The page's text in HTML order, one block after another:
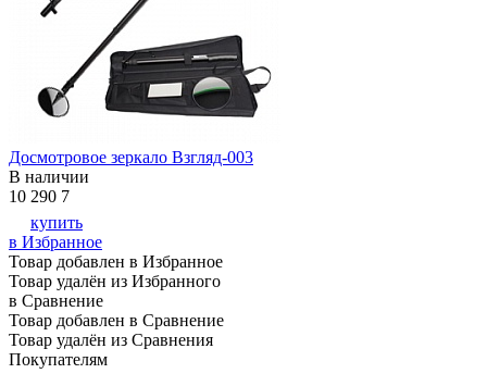
Досмотровое зеркало Взгляд-003
В наличии
10 290 7
купить
в Избранное
Товар добавлен в Избранное
Товар удалён из Избранного
в Сравнение
Товар добавлен в Сравнение
Товар удалён из Сравнения
Покупателям